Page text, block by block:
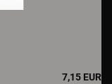
7,15 EUR